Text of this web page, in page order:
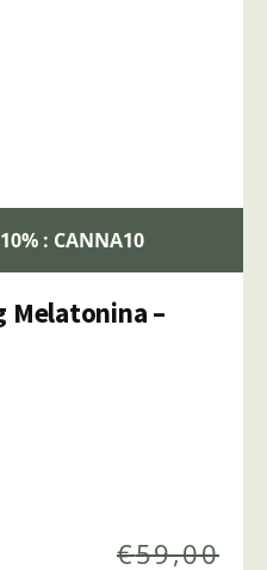
: CANNA10
Melatonina –
€59,00